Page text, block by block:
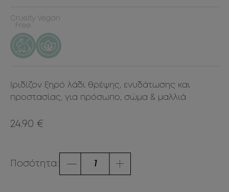
Cruelty
Free
Vegan
Ιριδίζον ξηρό λάδι θρέψης, ενυδάτωσης και
προστασίας, για πρόσωπο, σώμα & μαλλιά
24.90 €
Ποσότητα: